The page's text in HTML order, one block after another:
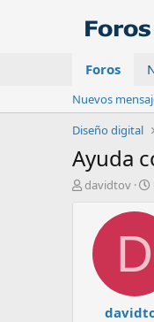
Foros
Nuevos
Diseño digital
Ayuda
A
davidtov
i
D